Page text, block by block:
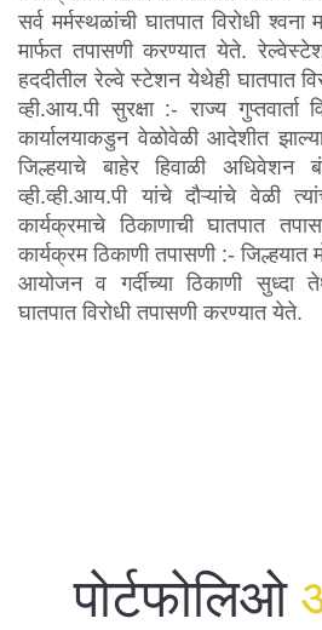
नागरिकांकरिता
पोलीस भरती
२०२४-२०२५
संपूर्ण डॅशबोर्ड बघा
आपले अभिप्राय
अधिनियम
सर्व मर्मस्थळांची घातपात विरोधी
मार्फत तपासणी करण्यात येते.
हददीतील रेल्वे स्टेशन येथेही घातपात
व्ही.आय.पी सुरक्षा :- राज्य गुप्तवार्ता
कार्यालयाकडुन वेळोवेळी आदेशीत
जिल्हयाचे बाहेर हिवाळी अधिवेशन
व्ही.व्ही.आय.पी यांचे दौऱ्यांचे वेळी
कार्यक्रमाचे ठिकाणाची घातपात
कार्यक्रम ठिकाणी तपासणी :- जिल्हयात
आयोजन व गर्दीच्या ठिकाणी सुध्दा
घातपात विरोधी तपासणी करण्यात येते.
पोर्टफोलिओ